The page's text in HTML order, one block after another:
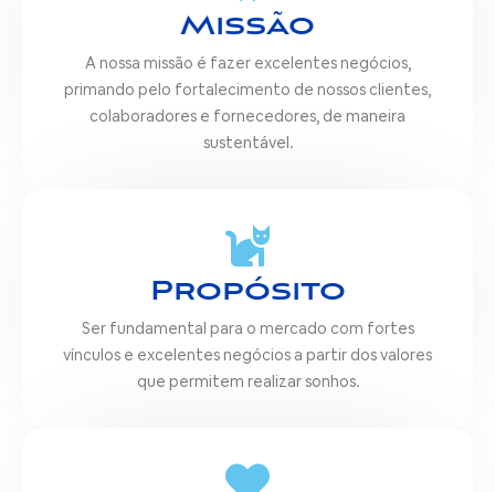
Missão
A nossa missão é fazer excelentes negócios,
primando pelo fortalecimento de nossos clientes,
colaboradores e fornecedores, de maneira
sustentável.
Propósito
Ser fundamental para o mercado com fortes
vínculos e excelentes negócios a partir dos valores
que permitem realizar sonhos.